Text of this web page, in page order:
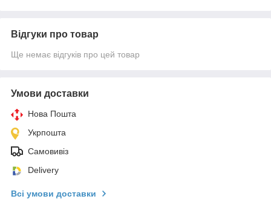
Відгуки про товар
Ще немає відгуків про цей товар
Умови доставки
Нова Пошта
Укрпошта
Самовивіз
Delivery
Всі умови доставки